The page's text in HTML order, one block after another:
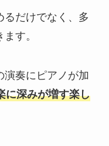
るだけでなく、多
す。
演奏にピアノが加
に深みが増す楽し